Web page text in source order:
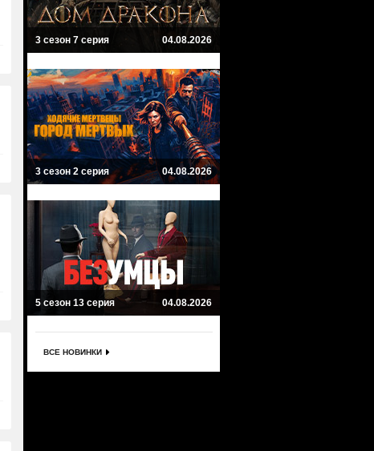
3 сезон 7 серия 04.08.2026
3 сезон 2 серия 04.08.2026
5 сезон 13 серия 04.08.2026
ВСЕ НОВИНКИ